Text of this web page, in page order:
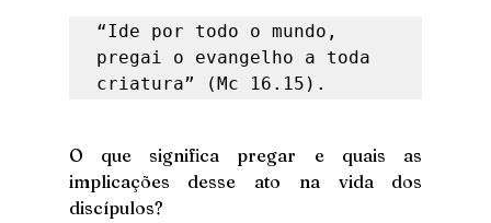
“Ide por todo o mundo,
pregai o evangelho a toda
criatura” (Mc 16.15).
O que significa pregar e quais as
implicações desse ato na vida dos
discípulos?